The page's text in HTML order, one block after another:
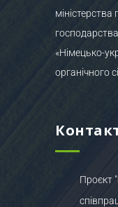
«Німецько-
органічного
Проєкт